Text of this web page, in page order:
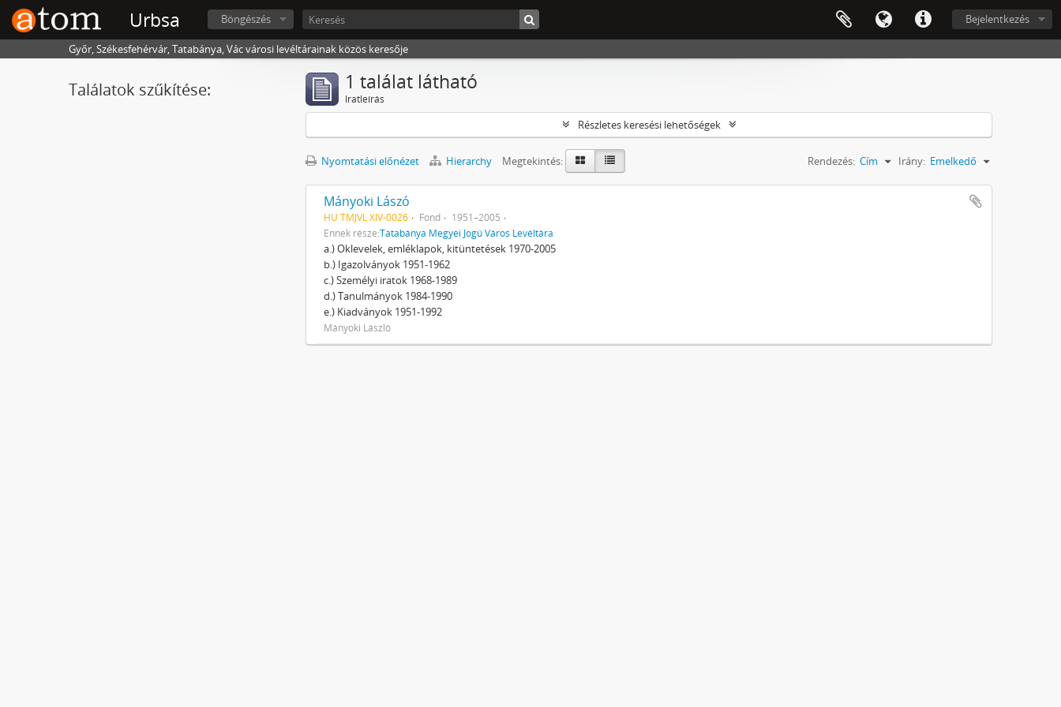
Urbsa Bejelentkezés
Böngészés
Győr, Székesfehérvár, Tatabánya, Vác városi levéltárainak közös keresője
Találatok szűkítése: 1 találat látható
Iratleírás
Részletes keresési lehetőségek
Nyomtatási előnézet Hierarchy Megtekintés: Rendezés: Cím Irány: Emelkedő
Mányoki Lászó
HU TMJVL XIV-0026 Fond
1951–2005
Ennek része:Tatabánya Megyei Jogú Város Levéltára
a.) Oklevelek, emléklapok, kitüntetések 1970-2005
b.) Igazolványok 1951-1962
c.) Személyi iratok 1968-1989
d.) Tanulmányok 1984-1990
e.) Kiadványok 1951-1992
Mányoki László